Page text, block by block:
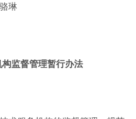
琳
监督管理暂行办法